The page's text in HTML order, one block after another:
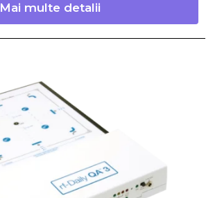
Mai multe detalii